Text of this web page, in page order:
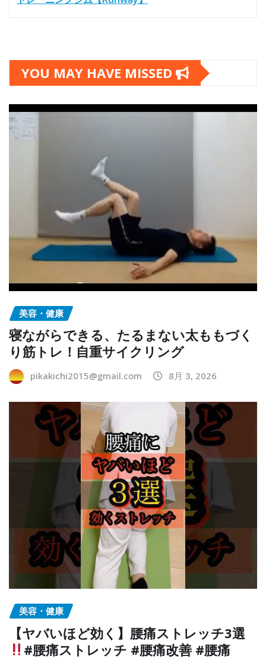
YOU MAY HAVE MISSED
美容・健康
寝ながらできる、たるまない太ももづく
り筋トレ！自重サイクリング
pikakichi2015@gmail.com 8月 3, 2026
美容・健康
【ヤバいほど効く】腰痛ストレッチ3選
#腰痛ストレッチ #腰痛改善 #腰痛